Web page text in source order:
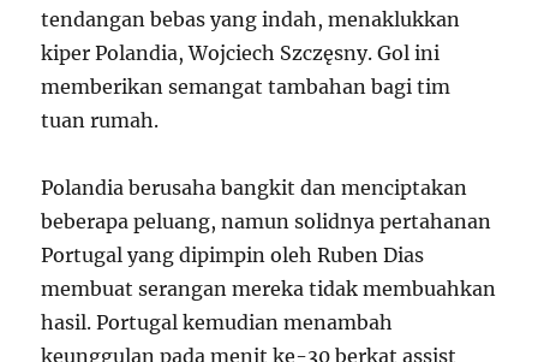
tendangan bebas yang indah, menaklukkan
kiper Polandia, Wojciech Szczęsny. Gol ini
memberikan semangat tambahan bagi tim
tuan rumah.
Polandia berusaha bangkit dan menciptakan
beberapa peluang, namun solidnya pertahanan
Portugal yang dipimpin oleh Ruben Dias
membuat serangan mereka tidak membuahkan
hasil. Portugal kemudian menambah
keunggulan pada menit ke-30 berkat assist